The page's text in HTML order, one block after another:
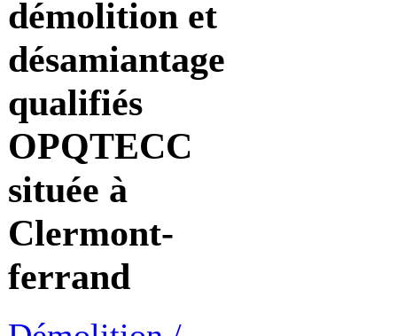
démolition et
désamiantage
qualifiés
OPQTECC
située à
Clermont-
ferrand